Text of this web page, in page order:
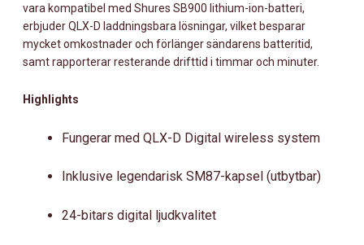
vara kompatibel med Shures SB900 lithium-ion-batteri,
erbjuder QLX-D laddningsbara lösningar, vilket besparar
mycket omkostnader och förlänger sändarens batteritid,
samt rapporterar resterande drifttid i timmar och minuter.
Highlights
Fungerar med QLX-D Digital wireless system
Inklusive legendarisk SM87-kapsel (utbytbar)
24-bitars digital ljudkvalitet